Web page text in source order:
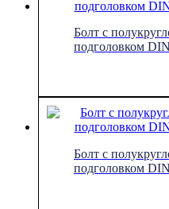
Болт с
подголовком
Болт с
подголовком